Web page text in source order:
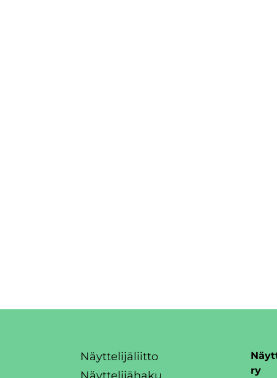
Näyttelijäliitto
Näyttelijähaku
ry